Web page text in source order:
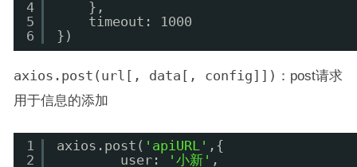
4
5
6
},
timeout: 1000
})
axios.post(url[, data[, config]]) ：post请求
用于信息的添加
1
2
axios.post( 'apiURL' ,{
user:
'小新' ,